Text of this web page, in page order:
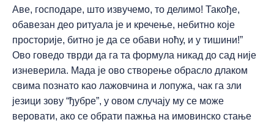
Аве, господаре, што извучемо, то делимо! Такође,
обавезан део ритуала је и кречење, небитно које
просторије, битно је да се обави ноћу, и у тишини!”
Ово говедо тврди да га та формула никад до сад није
изневерила. Мада је ово створење обрасло длаком
свима познато као лажовчина и лопужа, чак га зли
језици зову “ђубре”, у овом случају му се може
веровати, ако се обрати пажња на имовинско стање